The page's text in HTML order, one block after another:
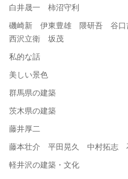
白井晟一 柿沼守利
磯崎新 伊東豊雄 隈研吾 谷
西沢立衛 坂茂
私的な話
美しい景色
群馬県の建築
茨木県の建築
藤井厚二
藤本壮介 平田晃久 中村拓志
軽井沢の建築・文化